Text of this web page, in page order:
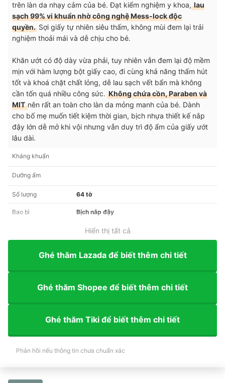
trên làn da nhạy cảm của bé. Đạt kiểm nghiệm y khoa,lau
sạch 99% vi khuẩn nhờ công nghệ Mess-lock độc
quyền. Sợi giấy tự nhiên siêu thấm, không mùi đem lại trải
nghiệm thoải mái và dễ chịu cho bé.
Khăn ướt có độ dày vừa phải, tuy nhiên vẫn đem lại độ mềm
mịn với hàm lượng bột giấy cao, đi cùng khả năng thấm hút
tốt và khoá chặt chất lỏng, dễ lau sạch vết bẩn mà không
cần tốn quá nhiều công sức. Không chứa cồn, Paraben và
MITnên rất an toàn cho làn da mỏng manh của bé. Dành
cho bố mẹ muốn tiết kiệm thời gian, bịch nhựa thiết kế nắp
đậy lớn dễ mở khi vội nhưng vẫn duy trì độ ẩm của giấy ướt
lâu dài.
Kháng khuẩn
Dưỡng ẩm
Số lượng 64 tờ
Bao bì Bịch nắp đậy
Hiển thị tất cả
Ghé thăm Lazada để biết thêm chi tiết
Ghé thăm Shopee để biết thêm chi tiết
Ghé thăm Tiki để biết thêm chi tiết
Phản hồi nếu thông tin chưa chuẩn xác